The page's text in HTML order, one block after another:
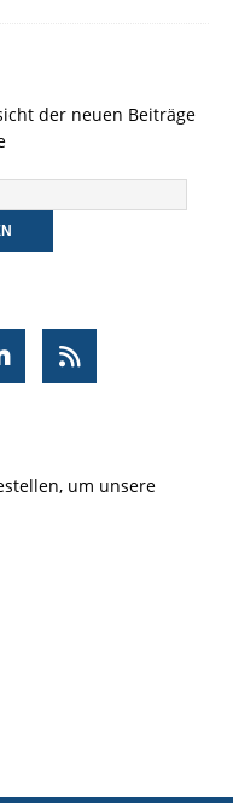
der neuen Beiträge
um unsere